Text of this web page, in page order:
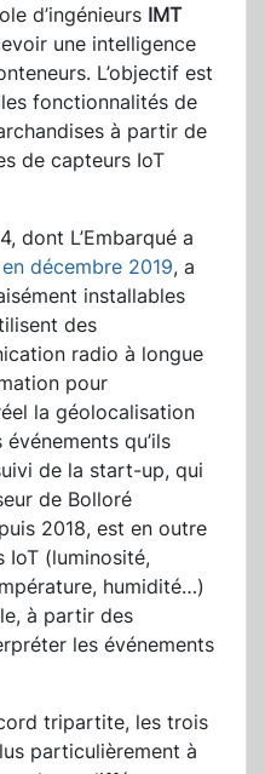
d’ingénieurs IMT
une intelligence
L’objectif est
fonctionnalités de
à partir de
de capteurs IoT
dont L’Embarqué a
décembre 2019, a
installables
des
radio à longue
pour
la géolocalisation
qu’ils
de la start-up, qui
de Bolloré
2018, est en outre
IoT (luminosité,
humidité…)
à partir des
les événements
tripartite, les trois
particulièrement à